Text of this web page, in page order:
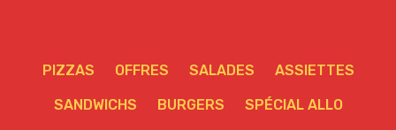
PIZZAS OFFRES SALADES ASSIETTES
SANDWICHS BURGERS SPÉCIAL ALLO